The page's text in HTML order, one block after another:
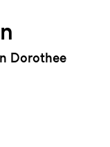
Dorothee